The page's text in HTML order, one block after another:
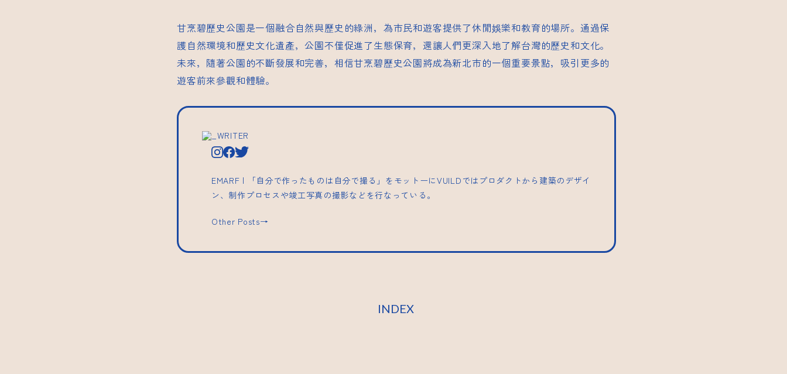
甘烹碧歷史公園是一個融合自然與歷史的綠洲，為市民和遊客提供了休閒娛樂和教育的場所。通過保
護自然環境和歷史文化遺產，公園不僅促進了生態保育，還讓人們更深入地了解台灣的歷史和文化。
未來，隨著公園的不斷發展和完善，相信甘烹碧歷史公園將成為新北市的一個重要景點，吸引更多的
遊客前來參觀和體驗。
_WRITER
EMARF | 「自分で作ったものは自分で撮る」をモットーにVUILDではプロダクトから建築のデザイ
ン、制作プロセスや竣工写真の撮影などを行なっている。
Other Posts→
INDEX